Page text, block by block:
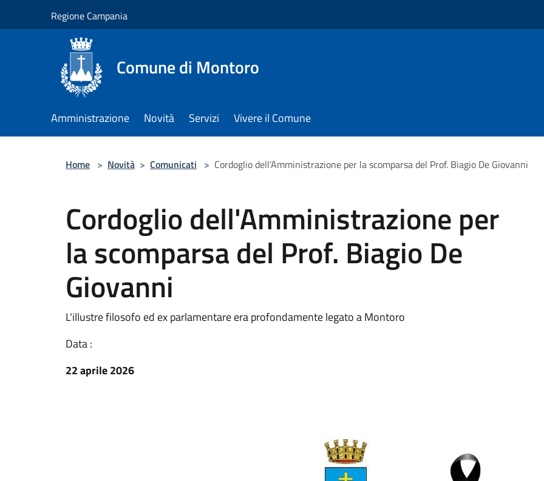
Regione Campania
Comune di Montoro
Amministrazione Novità Servizi Vivere il Comune
Home > Novità > Comunicati > Cordoglio dell'Amministrazione per la scomparsa del Prof. Biagio De Giovanni
Cordoglio dell'Amministrazione per
la scomparsa del Prof. Biagio De
Giovanni
L'illustre filosofo ed ex parlamentare era profondamente legato a Montoro
Data :
22 aprile 2026